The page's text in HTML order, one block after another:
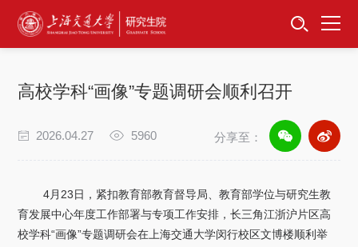
首页
学位学科
卓越工程师
高校学科“画像”专题调研会顺利召开
2026.04.27 5960 分享至：
4月23日，紧扣教育部教育督导局、教育部学位与研究生教
育发展中心年度工作部署与专项工作安排，长三角江浙沪片区高
校学科“画像”专题调研会在上海交通大学闵行校区文博楼顺利举